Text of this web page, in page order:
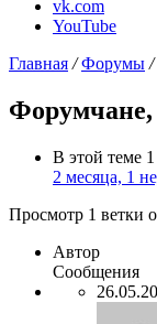
vk.com
YouTube
Главная / Форумы /
Форумчане,
В этой теме
2 месяца, 1
Просмотр 1 ветки
Автор
Сообщения